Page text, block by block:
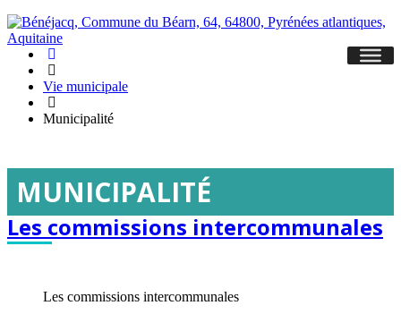
Vie municipale
Municipalité
MUNICIPALITÉ
Les commissions intercommunales
Les commissions intercommunales